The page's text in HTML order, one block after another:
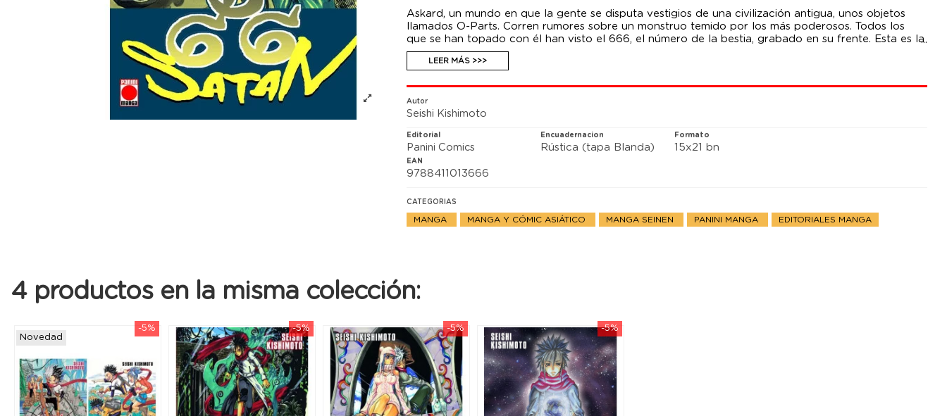
Askard, un mundo en que la gente se disputa vestigios de una civilización antigua, unos objetos
llamados O-Parts. Corren rumores sobre un monstruo temido por los más poderosos. Todos los
que se han topado con él han visto el 666, el número de la bestia, grabado en su frente. Esta es la
historia de JioFreed, un chaval que sueña con conquistar el mundo y su búsqueda de las O-Parts
que le hagan el más fuerte.
LEER MÁS >>>
Autor
Seishi Kishimoto
Editorial
Panini Comics
Encuadernacion
Rústica (tapa Blanda)
Formato
15x21 bn
EAN
9788411013666
CATEGORIAS
MANGA MANGA Y CÓMIC ASIÁTICO MANGA SEINEN PANINI MANGA EDITORIALES MANGA
4 productos en la misma colección:
-5%
Novedad
-5% -5% -5%